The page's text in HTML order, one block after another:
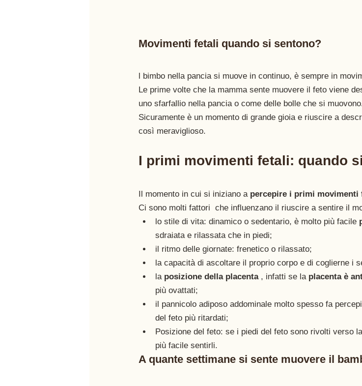
Movimenti fetali quando si sentono?
l bimbo nella pancia si muove in continuo, è sempre in
Le prime volte che la mamma sente muovere il feto viene
uno sfarfallio nella pancia o come delle bolle che si
Sicuramente è un momento di grande gioia e riuscire a
così meraviglioso.
I primi movimenti fetali: quando
Il momento in cui si iniziano a percepire i primi movimenti
Ci sono molti fattori  che influenzano il riuscire a sentire il
lo stile di vita: dinamico o sedentario, è molto più facile
sdraiata e rilassata che in piedi;
il ritmo delle giornate: frenetico o rilassato;
la capacità di ascoltare il proprio corpo e di coglierne i
la posizione della placenta , infatti se la placenta è
più ovattati;
il pannicolo adiposo addominale molto spesso fa
del feto più ritardati;
Posizione del feto: se i piedi del feto sono rivolti verso
più facile sentirli.
A quante settimane si sente muovere il